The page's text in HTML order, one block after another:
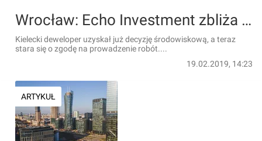
Wrocław: Echo Investment zbliża się do budowy biurowca na terenie Centrum Południowego
Kielecki deweloper uzyskał już decyzję środowiskową, a teraz
stara się o zgodę na prowadzenie robót....
19.02.2019, 14:23
ARTYKUŁ